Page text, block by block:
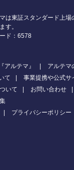
は東証スタンダード上
す。
ド：6578
アルテマ』
アルテマ
て
事業提携や公式サ
いて お問い合わせ
プライバシーポリシー